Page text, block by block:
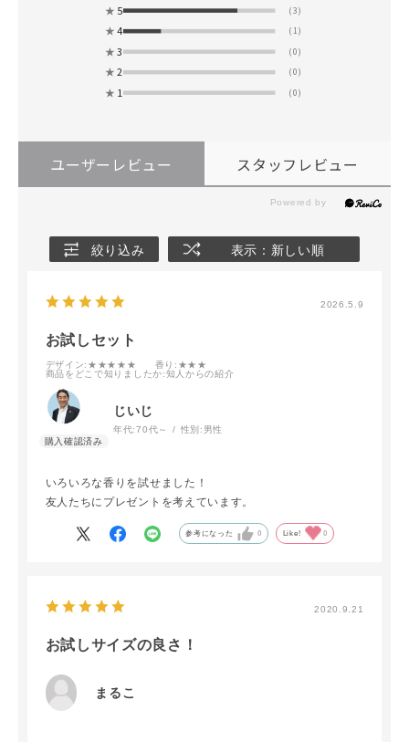
★ 5 (3)
★ 4 (1)
★ 3 (0)
★ 2 (0)
★ 1 (0)
ユーザーレビュー スタッフレビュー
絞り込み 表示：新しい順
2026.5.9
お試しセット
デザイン:★★★★★ 香り :★★★
商品をどこで知りましたか:知人からの紹介
じいじ
年代:70代～ 性別: 男性
いろいろな香りを試せました！
友人たちにプレゼントを考えています。
参考になった 0 Like! 0
2020.9.21
お試しサイズの良さ！
まるこ